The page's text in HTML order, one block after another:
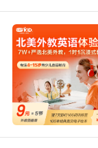
颜色无处不在
样的信息：
和价值低的
的……善于识
能够避开生活
展逻辑思维（